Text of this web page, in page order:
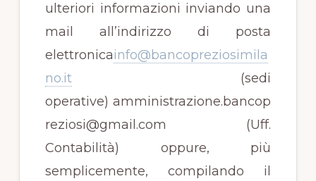
ulteriori informazioni inviando una
mail all’indirizzo di posta
elettronicainfo@bancopreziosimila
no.it(sedi
operative) amministrazione.bancop
reziosi@gmail.com (Uff.
Contabilità) oppure, più
semplicemente, compilando il